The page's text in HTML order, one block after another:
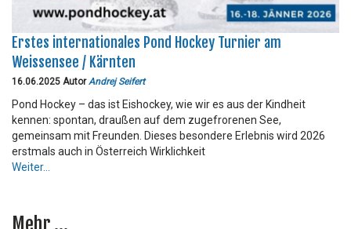
Erstes internationales Pond Hockey Turnier am
Weissensee / Kärnten
16.06.2025 AutorAndrej Seifert
Pond Hockey – das ist Eishockey, wie wir es aus der Kindheit
kennen: spontan, draußen auf dem zugefrorenen See,
gemeinsam mit Freunden. Dieses besondere Erlebnis wird 2026
erstmals auch in Österreich Wirklichkeit
Weiter...